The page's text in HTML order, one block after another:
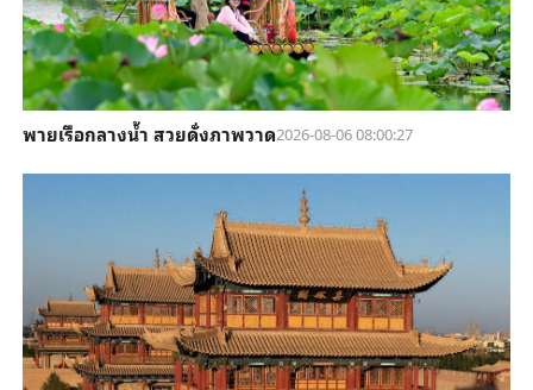
พายเรือกลางน้ำ สวยดั่งภาพวาด2026-08-06 08:00:27